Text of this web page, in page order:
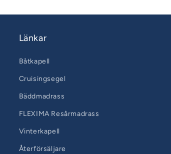
Länkar
Båtkapell
Cruisingsegel
Bäddmadrass
FLEXIMA Resårmadrass
Vinterkapell
Återförsäljare